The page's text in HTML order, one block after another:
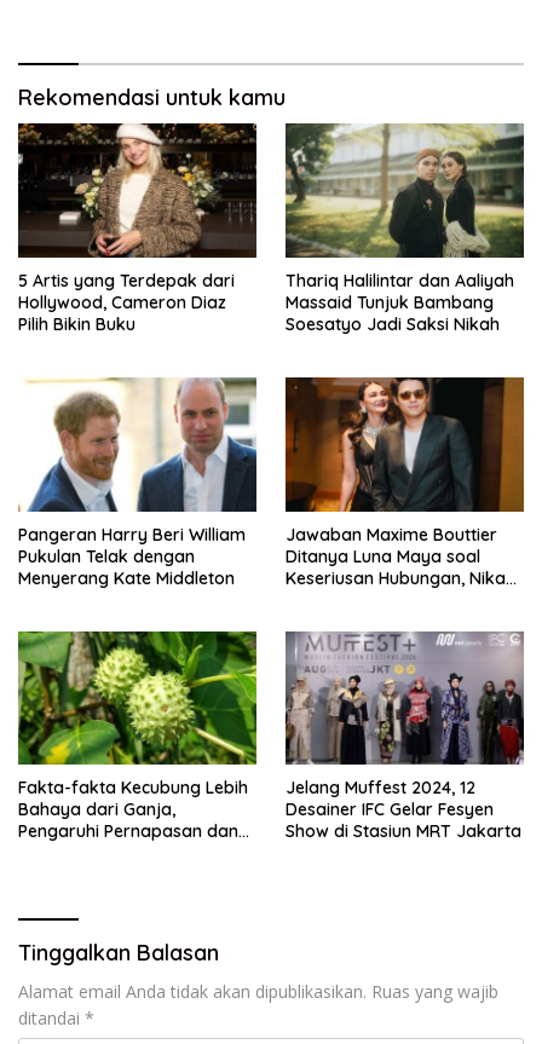
Rekomendasi untuk kamu
5 Artis yang Terdepak dari
Hollywood, Cameron Diaz
Pilih Bikin Buku
Thariq Halilintar dan Aaliyah
Massaid Tunjuk Bambang
Soesatyo Jadi Saksi Nikah
Pangeran Harry Beri William
Pukulan Telak dengan
Menyerang Kate Middleton
Jawaban Maxime Bouttier
Ditanya Luna Maya soal
Keseriusan Hubungan, Nikah
Fakta-fakta Kecubung Lebih
Bahaya dari Ganja,
Pengaruhi Pernapasan dan
Jelang Muffest 2024, 12
Desainer IFC Gelar Fesyen
Show di Stasiun MRT Jakarta
Tinggalkan Balasan
Alamat email Anda tidak akan dipublikasikan. Ruas yang wajib
ditandai *